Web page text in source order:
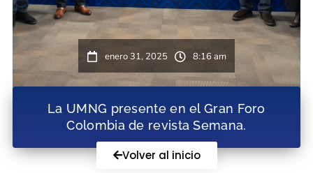
enero 31, 2025 8:16 am
La UMNG presente en el Gran Foro
Colombia de revista Semana.
Volver al inicio